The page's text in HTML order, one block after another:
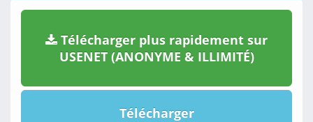
Télécharger plus rapidement sur
USENET (ANONYME & ILLIMITÉ)
Télécharger